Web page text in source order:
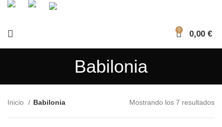
0 0,00 €
Babilonia
Inicio Babilonia Mostrando los 7 resultados